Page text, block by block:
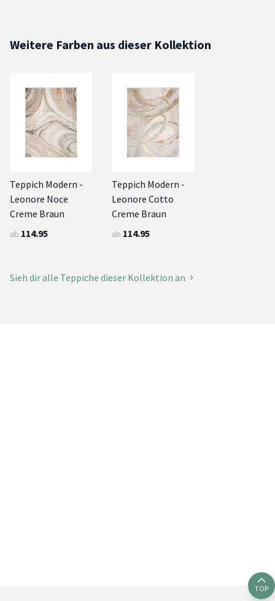
Weitere Farben aus dieser Kollektion
Teppich Modern -
Leonore Noce
Creme Braun
ab 114.95
Teppich Modern -
Leonore Cotto
Creme Braun
ab 114.95
Sieh dir alle Teppiche dieser Kollektion an
TOP